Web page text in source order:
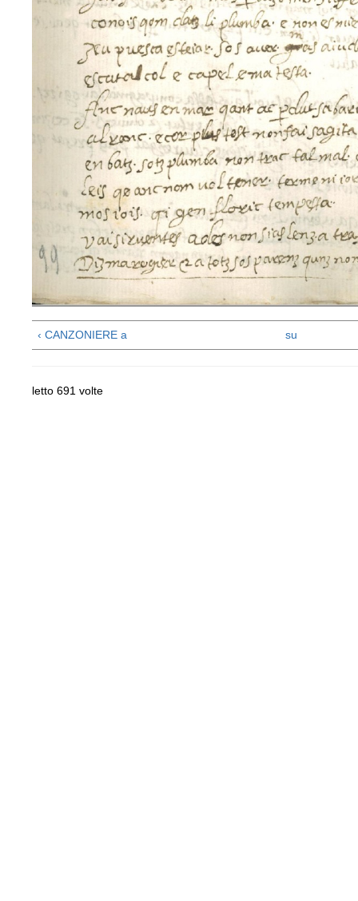
‹ CANZONIERE a su
letto 691 volte